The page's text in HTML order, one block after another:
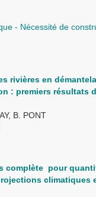
- Nécessité de
rivières en
: premiers résultats
B. PONT
complète pour
climatiques